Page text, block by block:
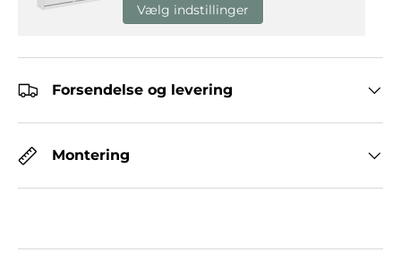
Vælg indstillinger
Forsendelse og levering
Montering